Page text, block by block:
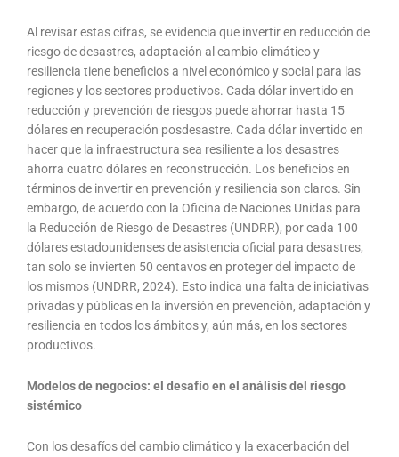
Al revisar estas cifras, se evidencia que invertir en reducción de
riesgo de desastres, adaptación al cambio climático y
resiliencia tiene beneficios a nivel económico y social para las
regiones y los sectores productivos. Cada dólar invertido en
reducción y prevención de riesgos puede ahorrar hasta 15
dólares en recuperación posdesastre. Cada dólar invertido en
hacer que la infraestructura sea resiliente a los desastres
ahorra cuatro dólares en reconstrucción. Los beneficios en
términos de invertir en prevención y resiliencia son claros. Sin
embargo, de acuerdo con la Oficina de Naciones Unidas para
la Reducción de Riesgo de Desastres (UNDRR), por cada 100
dólares estadounidenses de asistencia oficial para desastres,
tan solo se invierten 50 centavos en proteger del impacto de
los mismos (UNDRR, 2024). Esto indica una falta de iniciativas
privadas y públicas en la inversión en prevención, adaptación y
resiliencia en todos los ámbitos y, aún más, en los sectores
productivos.
Modelos de negocios: el desafío en el análisis del riesgo
sistémico
Con los desafíos del cambio climático y la exacerbación del